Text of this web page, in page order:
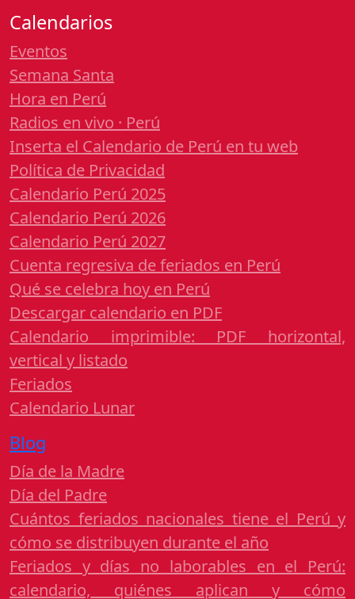
Calendarios
Eventos
Semana Santa
Hora en Perú
Radios en vivo · Perú
Inserta el Calendario de Perú en tu web
Política de Privacidad
Calendario Perú 2025
Calendario Perú 2026
Calendario Perú 2027
Cuenta regresiva de feriados en Perú
Qué se celebra hoy en Perú
Descargar calendario en PDF
Calendario imprimible: PDF horizontal,
vertical y listado
Feriados
Calendario Lunar
Blog
Día de la Madre
Día del Padre
Cuántos feriados nacionales tiene el Perú y
cómo se distribuyen durante el año
Feriados y días no laborables en el Perú:
calendario, quiénes aplican y cómo